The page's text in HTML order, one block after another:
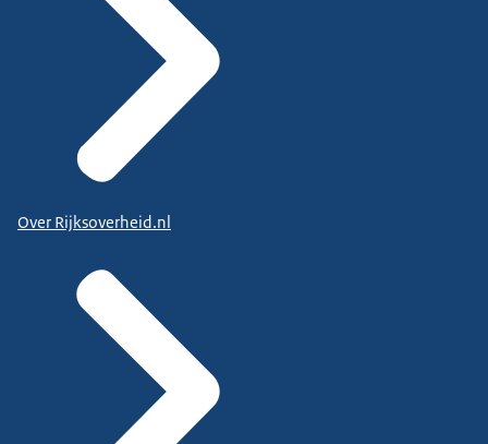
Over Rijksoverheid.nl